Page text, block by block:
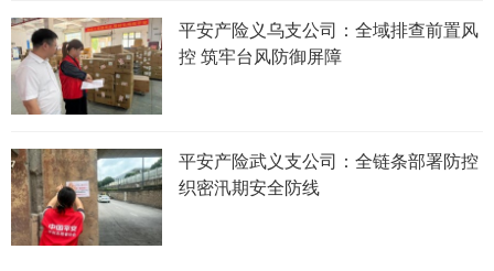
平安产险义乌支公司：全域排查前置风
控 筑牢台风防御屏障
平安产险武义支公司：全链条部署防控
织密汛期安全防线